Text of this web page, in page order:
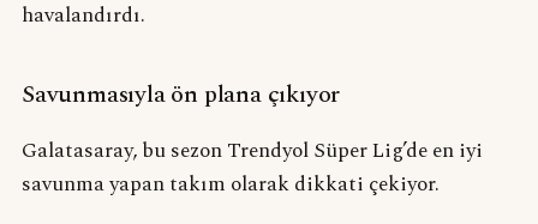
havalandırdı.
Savunmasıyla ön plana çıkıyor
Galatasaray, bu sezon Trendyol Süper Lig’de en iyi
savunma yapan takım olarak dikkati çekiyor.